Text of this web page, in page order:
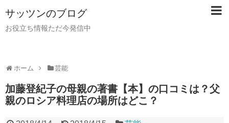
サッツンのブログ
お役立ち情報ただ今発信中
ホーム 芸能
加藤登紀子の母親の著書【本】の口コミは？父
親のロシア料理店の場所はどこ？